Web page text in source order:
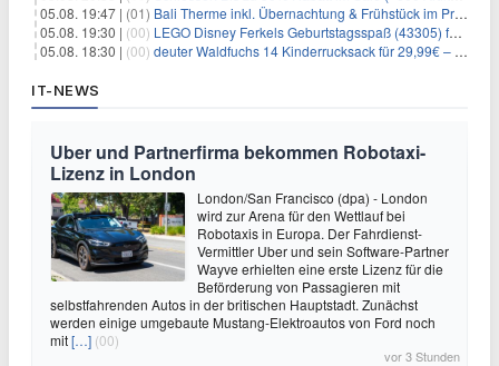
05.08. 19:47 | (01) Bali Therme inkl. Übernachtung & Frühstück im Premium Hotel (Bad Oeynhausen) ab 89€ p.P.
05.08. 19:30 | (00) LEGO Disney Ferkels Geburtstagsspaß (43305) für 29,10€
05.08. 18:30 | (00) deuter Waldfuchs 14 Kinderrucksack für 29,99€ – Amber-maple
IT-NEWS
Uber und Partnerfirma bekommen Robotaxi-
Lizenz in London
London/San Francisco (dpa) - London
wird zur Arena für den Wettlauf bei
Robotaxis in Europa. Der Fahrdienst-
Vermittler Uber und sein Software-Partner
Wayve erhielten eine erste Lizenz für die
Beförderung von Passagieren mit
selbstfahrenden Autos in der britischen Hauptstadt. Zunächst
werden einige umgebaute Mustang-Elektroautos von Ford noch
mit[…] (00)
vor 3 Stunden